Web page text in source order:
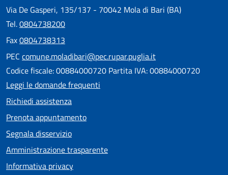
Via De Gasperi, 135/137 - 70042 Mola di Bari (BA)
Tel.0804738200
Fax0804738313
PEC comune.moladibari@pec.rupar.puglia.it
Codice fiscale: 00884000720 Partita IVA: 00884000720
Leggi le domande frequenti
Richiedi assistenza
Prenota appuntamento
Segnala disservizio
Amministrazione trasparente
Informativa privacy